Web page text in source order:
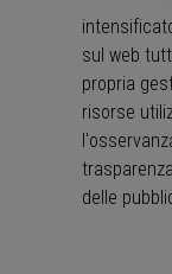
sul web
propria
risorse
delle